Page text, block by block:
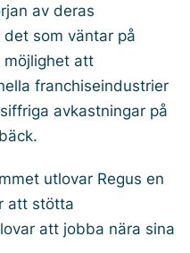
av deras
som väntar på
möjlighet att
franchiseindustrier
avkastningar på
utlovar Regus en
att stötta
att jobba nära sina